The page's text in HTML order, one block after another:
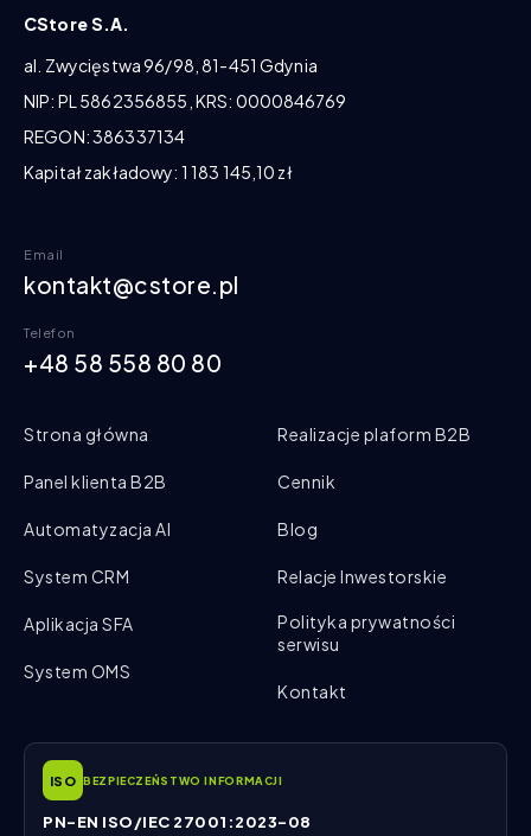
CStore S.A.
al. Zwycięstwa 96/98, 81-451 Gdynia
NIP: PL 5862356855, KRS: 0000846769
REGON: 386337134
Kapitał zakładowy: 1 183 145,10 zł
Email
kontakt@cstore.pl
Telefon
+48 58 558 80 80
Strona główna
Panel klienta B2B
Automatyzacja AI
System CRM
Aplikacja SFA
System OMS
Realizacje plaform B2B
Cennik
Blog
Relacje Inwestorskie
Polityka prywatności
serwisu
Kontakt
ISO BEZPIECZEŃSTWO INFORMACJI
PN-EN ISO/IEC 27001:2023-08